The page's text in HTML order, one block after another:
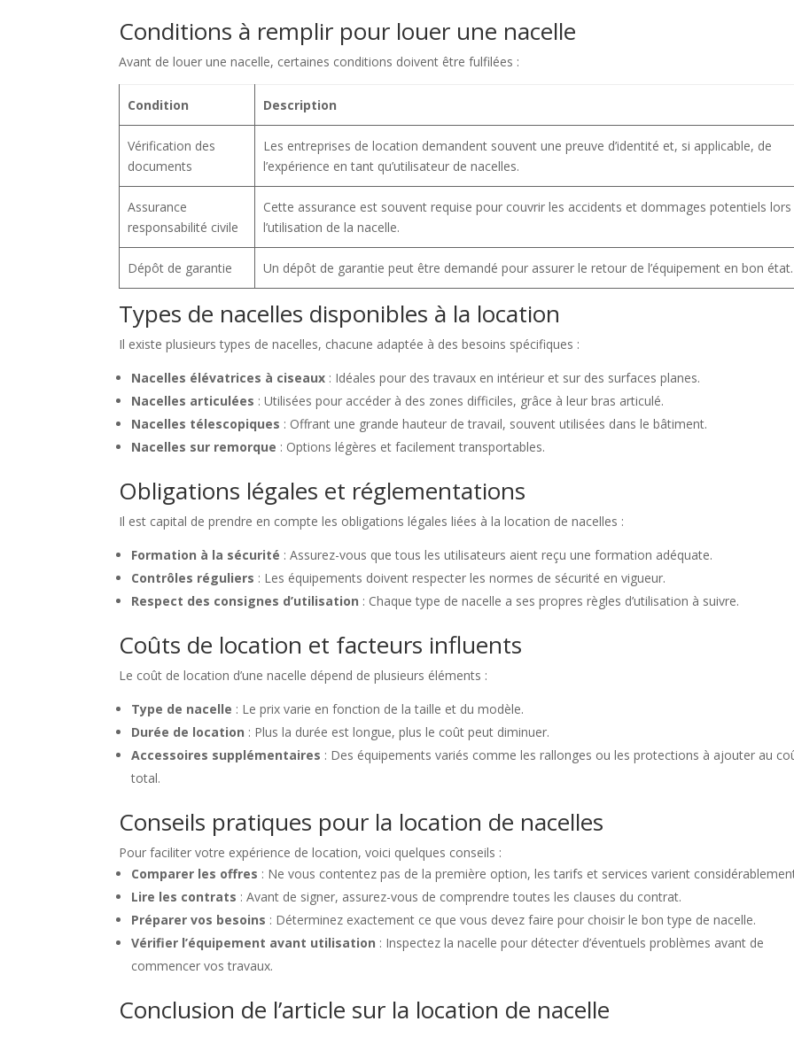
Conditions à remplir pour louer une nacelle
Avant de louer une nacelle, certaines conditions doivent être fulfilées :
Condition Description
Vérification des
documents
Les entreprises de location demandent souvent une preuve d’identité et, si applicable, de
l’expérience en tant qu’utilisateur de nacelles.
Assurance
responsabilité civile
Cette assurance est souvent requise pour couvrir les accidents et dommages potentiels lors
l’utilisation de la nacelle.
Dépôt de garantie Un dépôt de garantie peut être demandé pour assurer le retour de l’équipement en bon état.
Types de nacelles disponibles à la location
Il existe plusieurs types de nacelles, chacune adaptée à des besoins spécifiques :
Nacelles élévatrices à ciseaux : Idéales pour des travaux en intérieur et sur des surfaces planes.
Nacelles articulées : Utilisées pour accéder à des zones difficiles, grâce à leur bras articulé.
Nacelles télescopiques : Offrant une grande hauteur de travail, souvent utilisées dans le bâtiment.
Nacelles sur remorque : Options légères et facilement transportables.
Obligations légales et réglementations
Il est capital de prendre en compte les obligations légales liées à la location de nacelles :
Formation à la sécurité : Assurez-vous que tous les utilisateurs aient reçu une formation adéquate.
Contrôles réguliers : Les équipements doivent respecter les normes de sécurité en vigueur.
Respect des consignes d’utilisation : Chaque type de nacelle a ses propres règles d’utilisation à suivre.
Coûts de location et facteurs influents
Le coût de location d’une nacelle dépend de plusieurs éléments :
Type de nacelle : Le prix varie en fonction de la taille et du modèle.
Durée de location : Plus la durée est longue, plus le coût peut diminuer.
Accessoires supplémentaires : Des équipements variés comme les rallonges ou les protections à ajouter au
total.
Conseils pratiques pour la location de nacelles
Pour faciliter votre expérience de location, voici quelques conseils :
Comparer les offres : Ne vous contentez pas de la première option, les tarifs et services varient
Lire les contrats : Avant de signer, assurez-vous de comprendre toutes les clauses du contrat.
Préparer vos besoins : Déterminez exactement ce que vous devez faire pour choisir le bon type de nacelle.
Vérifier l’équipement avant utilisation : Inspectez la nacelle pour détecter d’éventuels problèmes avant de
commencer vos travaux.
Conclusion de l’article sur la location de nacelle